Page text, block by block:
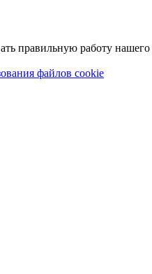
правильную работу нашего
файлов cookie